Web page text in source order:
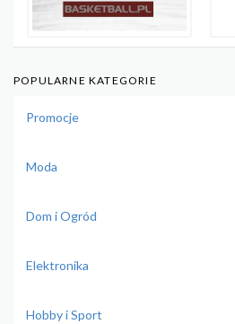
POPULARNE KATEGORIE
Promocje
Moda
Dom i Ogród
Elektronika
Hobby i Sport